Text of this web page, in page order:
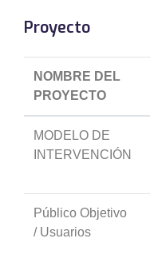
Proyecto
NOMBRE DEL
PROYECTO
MODELO DE
INTERVENCIÓN
Público Objetivo
/ Usuarios